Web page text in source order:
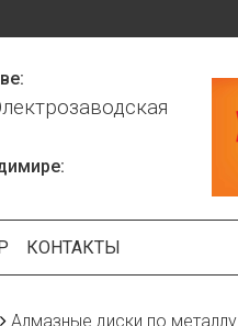
КОНТАКТЫ
Алмазные диски по металлу